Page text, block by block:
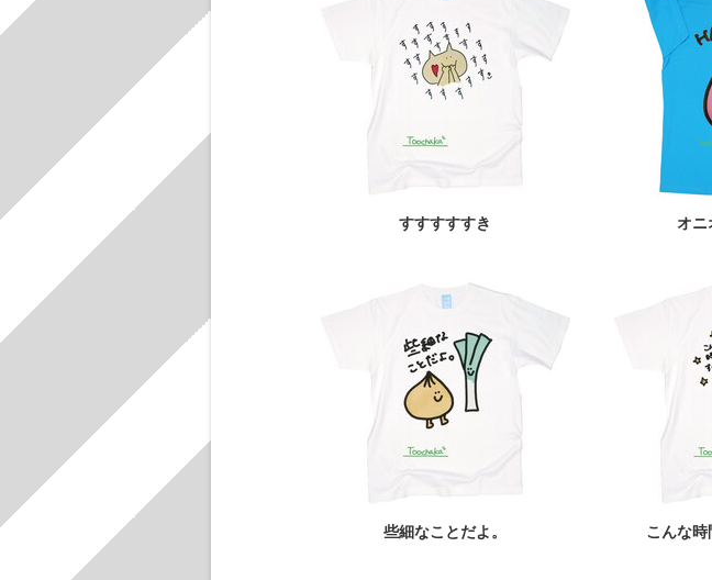
すすすすすき オニ
些細なことだよ。 こんな時